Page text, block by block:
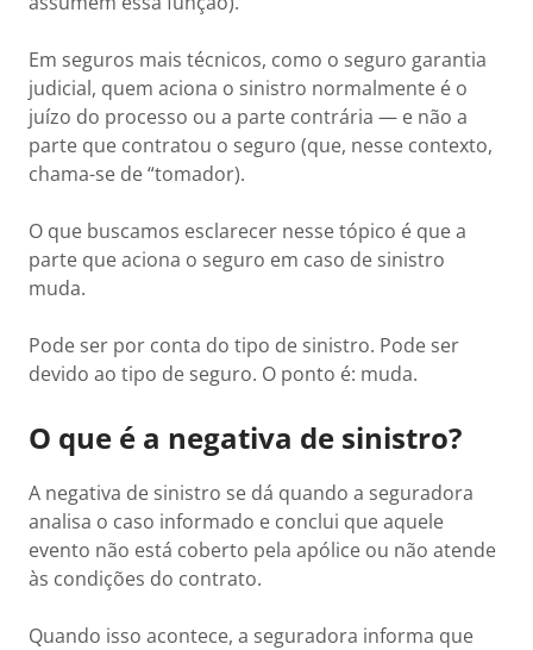
Em seguros mais técnicos, como o seguro garantia
judicial, quem aciona o sinistro normalmente é o
juízo do processo ou a parte contrária — e não a
parte que contratou o seguro (que, nesse contexto,
chama-se de “tomador).
O que buscamos esclarecer nesse tópico é que a
parte que aciona o seguro em caso de sinistro
muda.
Pode ser por conta do tipo de sinistro. Pode ser
devido ao tipo de seguro. O ponto é: muda.
O que é a negativa de sinistro?
A negativa de sinistro se dá quando a seguradora
analisa o caso informado e conclui que aquele
evento não está coberto pela apólice ou não atende
às condições do contrato.
Quando isso acontece, a seguradora informa que